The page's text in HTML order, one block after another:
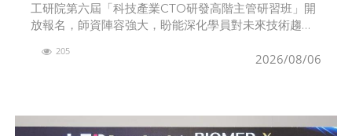
工研院第六屆「科技產業CTO研發高階主管研習班」開
放報名，師資陣容強大，盼能深化學員對未來技術趨勢
發展，企業研發主管不僅要掌握技術趨勢，更須具備技
2026/08/06
205